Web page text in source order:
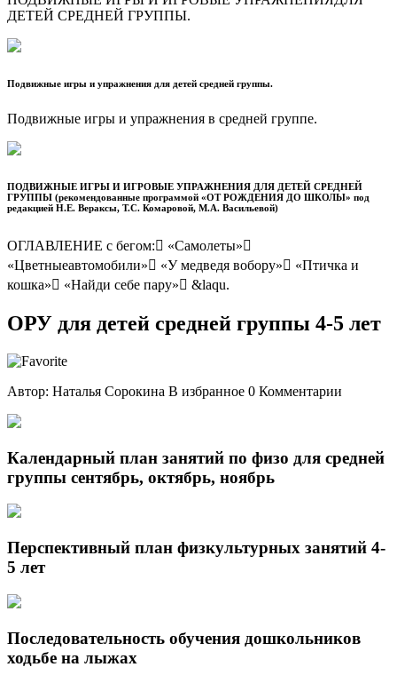
ДЕТЕЙ СРЕДНЕЙ ГРУППЫ.
Подвижные игры и упражнения для детей средней группы.
Подвижные игры и упражнения в средней группе.
ПОДВИЖНЫЕ ИГРЫ И ИГРОВЫЕ УПРАЖНЕНИЯ ДЛЯ ДЕТЕЙ СРЕДНЕЙ
ГРУППЫ (рекомендованные программой «ОТ РОЖДЕНИЯ ДО ШКОЛЫ» под
редакцией Н.Е. Вераксы, Т.С. Комаровой, М.А. Васильевой)
ОГЛАВЛЕНИЕ с бегом: «Самолеты»
«Цветныеавтомобили» «У медведя вобору» «Птичка и
кошка» «Найди себе пару» &laqu.
ОРУ для детей средней группы 4-5 лет
Автор: Наталья Сорокина В избранное 0 Комментарии
Календарный план занятий по физо для средней
группы сентябрь, октябрь, ноябрь
Перспективный план физкультурных занятий 4-
5 лет
Последовательность обучения дошкольников
ходьбе на лыжах